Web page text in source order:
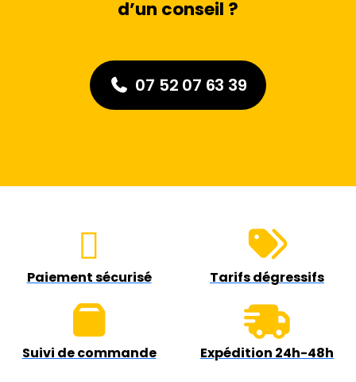
d’un conseil ?
07 52 07 63 39
Paiement sécurisé Tarifs dégressifs
Suivi de commande Expédition 24h-48h